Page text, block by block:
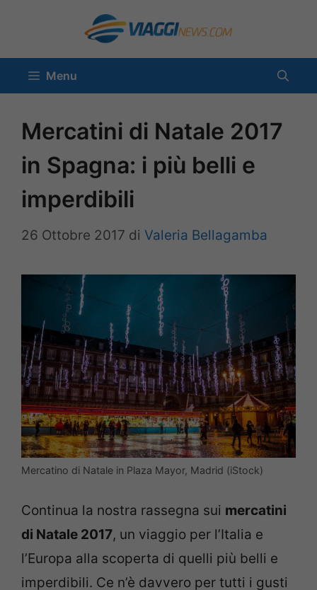
contenuto
Menu
Mercatini di Natale 2017
in Spagna: i più belli e
imperdibili
26 Ottobre 2017 di Valeria Bellagamba
Mercatino di Natale in Plaza Mayor, Madrid (iStock)
Continua la nostra rassegna sui mercatini
di Natale 2017, un viaggio per l’Italia e
l’Europa alla scoperta di quelli più belli e
imperdibili. Ce n’è davvero per tutti i gusti